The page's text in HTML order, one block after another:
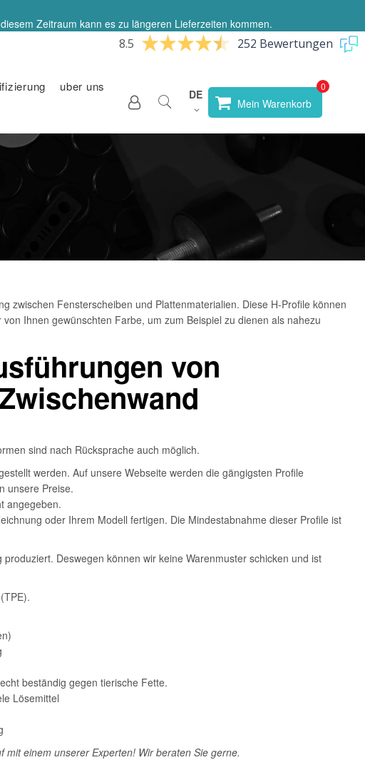
Zeitraum kann es zu längeren Lieferzeiten kommen.
8.5 252 Bewertungen
uber uns
Store
wählen
Sprache
DE
Mein Warenkorb
zwischen Fensterscheiben und Plattenmaterialien. Diese H-Profile können
Ihnen gewünschten Farbe, um zum Beispiel zu dienen als nahezu
von
sind nach Rücksprache auch möglich.
werden. Auf unsere Webseite werden die gängigsten Profile
unsere Preise.
angegeben.
oder Ihrem Modell fertigen. Die Mindestabnahme dieser Profile ist
Deswegen können wir keine Warenmuster schicken und ist
beständig gegen tierische Fette.
Lösemittel
einem unserer Experten! Wir beraten Sie gerne.